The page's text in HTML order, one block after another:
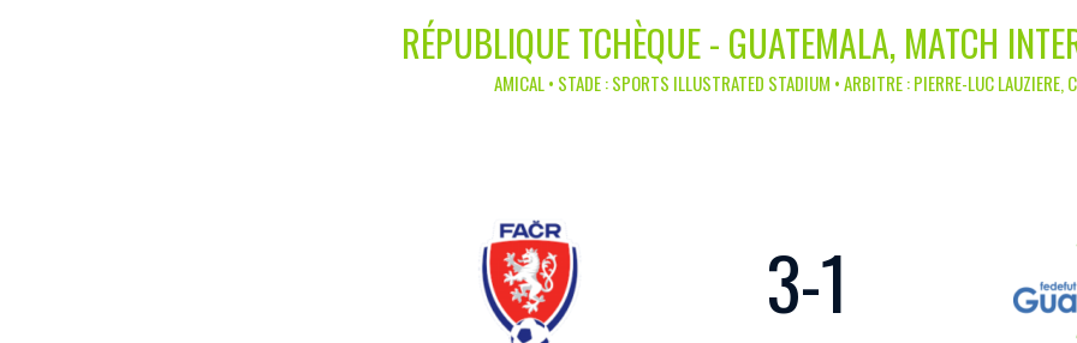
RÉPUBLIQUE TCHÈQUE - GUATEMALA, MATCH
AMICAL • STADE : SPORTS ILLUSTRATED STADIUM • ARBITRE : PIERRE-LUC LAUZIERE,
3-1